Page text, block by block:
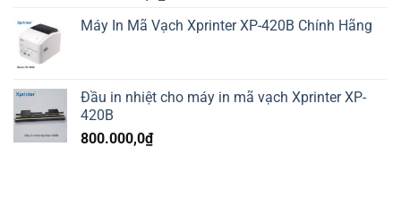
Máy In Mã Vạch Xprinter XP-420B Chính Hãng
Đầu in nhiệt cho máy in mã vạch Xprinter XP-
420B
800.000,0₫